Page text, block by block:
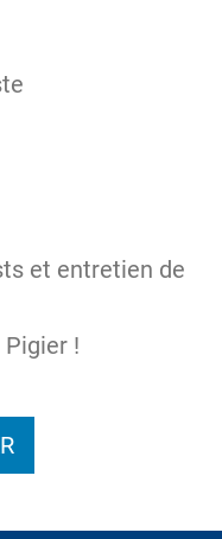
et entretien de
!